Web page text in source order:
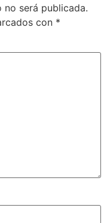
será publicada.
con *